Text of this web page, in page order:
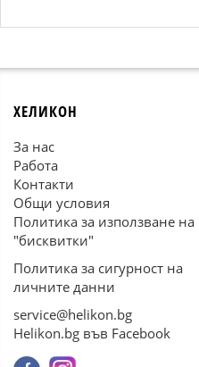
ХЕЛИКОН
За нас
Работа
Контакти
Общи условия
Политика за използване на
"бисквитки"
Политика за сигурност на
личните данни
service@helikon.bg
Helikon.bg във Facebook